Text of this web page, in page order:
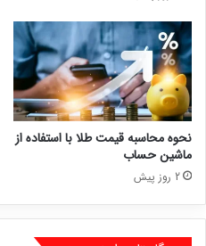
نحوه محاسبه قیمت طلا با استفاده از
ماشین حساب
2 روز پیش